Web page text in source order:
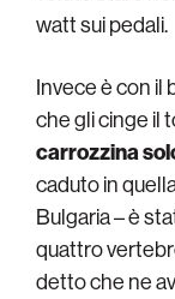
watt sui pedali.
Invece è con il
che gli cinge il
carrozzina
caduto in
Bulgaria – è
quattro
detto che ne